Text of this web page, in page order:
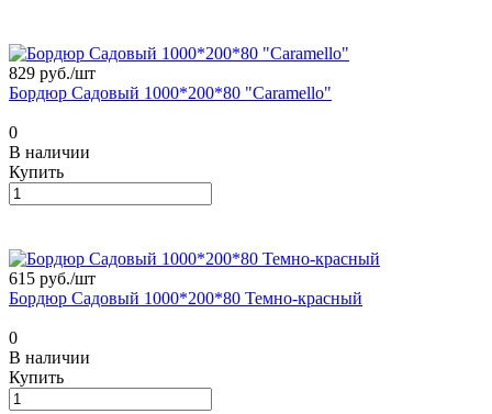
829 руб./шт
Бордюр Садовый 1000*200*80 "Caramello"
0
В наличии
Купить
615 руб./шт
Бордюр Садовый 1000*200*80 Темно-красный
0
В наличии
Купить